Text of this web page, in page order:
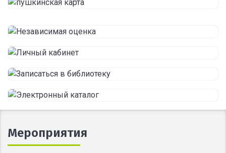
Мероприятия